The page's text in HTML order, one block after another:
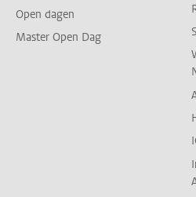
Open dagen
Master Open Dag